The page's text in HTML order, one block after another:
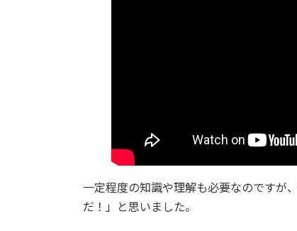
一定程度の知識や理解も必要なのですが
だ！」と思いました。